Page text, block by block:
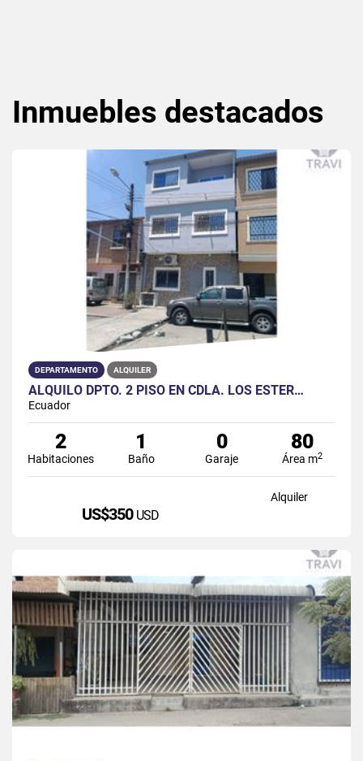
Inmuebles destacados
DEPARTAMENTO ALQUILER
ALQUILO DPTO. 2 PISO EN CDLA. LOS ESTER…
Ecuador
2
Habitaciones
1
Baño
0
Garaje
80
Área m2
Alquiler
US$350 USD